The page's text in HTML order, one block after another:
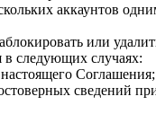
аккаунтов
или
в следующих случаях:
Соглашения;
сведений